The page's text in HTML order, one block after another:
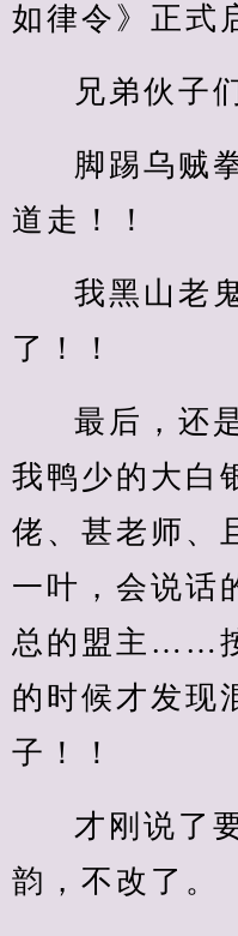
如律令》正式
兄弟伙子
脚踢乌贼
道走！！
我黑山老
了！！
最后，还
我鸭少的大白
佬、甚老师、
一叶，会说话
总的盟主……
的时候才发现
子！！
才刚说了
韵，不改了。